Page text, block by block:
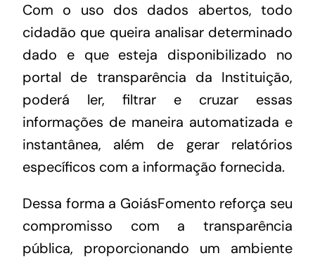
Com o uso dos dados abertos, todo
cidadão que queira analisar determinado
dado e que esteja disponibilizado no
portal de transparência da Instituição,
poderá ler, filtrar e cruzar essas
informações de maneira automatizada e
instantânea, além de gerar relatórios
específicos com a informação fornecida.
Dessa forma a GoiásFomento reforça seu
compromisso com a transparência
pública, proporcionando um ambiente